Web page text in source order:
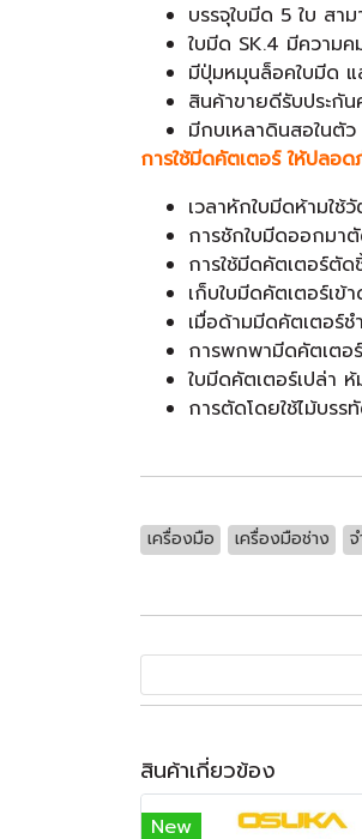
บรรจุใบมีด 5 ใบ สา
ใบมีด SK.4 มีความ
มีปุ่มหมุนล็อคใบมีด แ
สินค้าขายดีรับประกั
มีกบเหลาดินสอในตัว
การใช้มีดคัตเตอร์ ให้ปลอ
เวลาหักใบมีดห้ามใ
การชักใบมีดออกมา
การใช้มีดคัตเตอร์ตัด
เก็บใบมีดคัตเตอร์เข้
เมื่อด้ามมีดคัตเตอร์
การพกพามีดคัตเตอ
ใบมีดคัตเตอร์เปล่า
การตัดโดยใช้ไม้บร
เครื่องมือ เครื่องมือช่าง
สินค้าเกี่ยวข้อง
New